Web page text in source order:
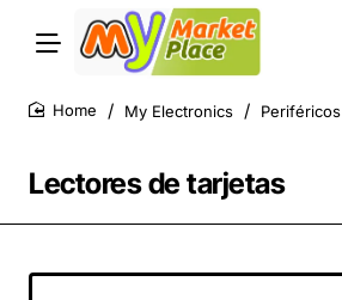
Lectores de tarjetas
My Electronics Periféricos